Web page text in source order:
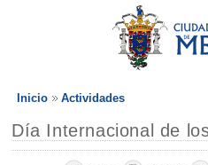
Inicio Actividades
Día Internacional de